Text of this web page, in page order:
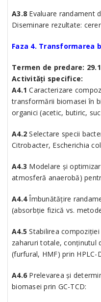
A3.8 Evaluare randament
Diseminare rezultate:
Faza 4.
Termen de predare:
Activități specifice:
A4.1 Caracterizare
transformării biomasei în
organici (acetic, butiric,
A4.2 Selectare specii
Citrobacter, Escherichia
A4.3 Modelare și
atmosferă anaerobă)
A4.4Îmbunătățire
(absorbție fizică vs.
A4.5 Stabilirea
zaharuri totale, conținutul
(furfural, HMF) prin HPLC-
A4.6 Prelevarea și
biomasei prin GC-TCD: